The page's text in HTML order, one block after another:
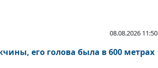
08.08.2026 11:50
его голова была в 600 метрах